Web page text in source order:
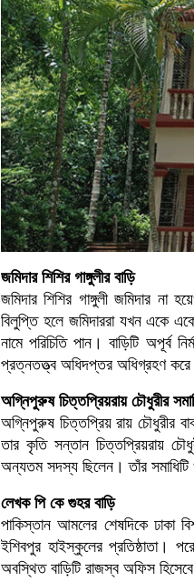
জমিদার শিশির গাঙ্গুলীর বাড়ি
জমিদার শিশির গাঙ্গুলী জমিদার না
বিলুপ্তি হলে জমিদাররা যখন একে
নামে পরিচিতি পান। বাড়িটি অপূর্ব
প্রত্নতত্ত্ব অধিদপ্তর অধিগ্রহণ করে
অগ্নিপুরুষ চিত্তপ্রিয়রায় চৌধুরীর
অগ্নিপুরুষ চিত্তপ্রিয় রায় চৌধুরীর
তার কৃতি সন্তান চিত্তপ্রিয়রায়
অন্যতম সদস্য ছিলেন। তাঁর সমাধিটি
লেখক পি কে গুহর বাড়ি
পাকিস্তান আমলের শেষদিকে ঢাকা
ইশিবপুর হাইস্কুলের প্রতিষ্ঠাতা।
অবস্থিত বাড়িটি রাজস্ব অফিস